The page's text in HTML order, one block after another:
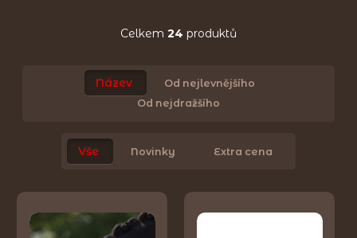
Celkem 24 produktů
Název
Od nejlevnějšího
Od nejdražšího
Vše Novinky Extra cena